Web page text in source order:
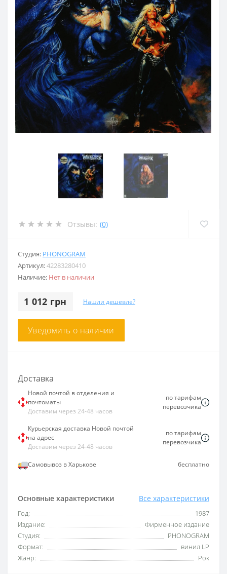
Отзывы: (0)
Студия: PHONOGRAM
Артикул:42283280410
Наличие: Нет в наличии
1 012 грн Нашли дешевле?
Уведомить о наличии
Основные характеристики Все характеристики
Год:
1987
Издание:
Фирменное издание
Студия:
PHONOGRAM
Формат:
винил LP
Жанр:
Рок
Доставка
Новой почтой в отделения и
почтоматы
Доставим через 24-48 часов
по тарифам
перевозчика
Курьерская доставка Новой почтой
на адрес
Доставим через 24-48 часов
по тарифам
перевозчика
Самовывоз в Харькове бесплатно